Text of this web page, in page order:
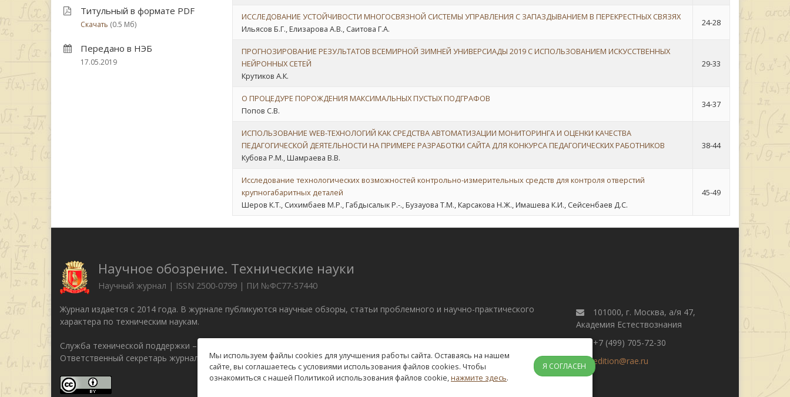
Титульный в формате PDF
Скачать (0.5 Мб)
Передано в НЭБ
17.05.2019
ИССЛЕДОВАНИЕ УСТОЙЧИВОСТИ МНОГОСВЯЗНОЙ СИСТЕМЫ УПРАВЛЕНИЯ С ЗАПАЗДЫВАНИЕМ В ПЕРЕКРЕСТНЫХ СВЯЗЯХ
Ильясов Б.Г., Елизарова А.В., Саитова Г.А.
24-28
ПРОГНОЗИРОВАНИЕ РЕЗУЛЬТАТОВ ВСЕМИРНОЙ ЗИМНЕЙ УНИВЕРСИАДЫ 2019 С ИСПОЛЬЗОВАНИЕМ ИСКУССТВЕННЫХ
НЕЙРОННЫХ СЕТЕЙ
Крутиков А.К.
29-33
О ПРОЦЕДУРЕ ПОРОЖДЕНИЯ МАКСИМАЛЬНЫХ ПУСТЫХ ПОДГРАФОВ
Попов С.В.
34-37
ИСПОЛЬЗОВАНИЕ WEB-ТЕХНОЛОГИЙ КАК СРЕДСТВА АВТОМАТИЗАЦИИ МОНИТОРИНГА И ОЦЕНКИ КАЧЕСТВА
ПЕДАГОГИЧЕСКОЙ ДЕЯТЕЛЬНОСТИ НА ПРИМЕРЕ РАЗРАБОТКИ САЙТА ДЛЯ КОНКУРСА ПЕДАГОГИЧЕСКИХ РАБОТНИКОВ
Кубова Р.М., Шамраева В.В.
38-44
Исследование технологических возможностей контрольно-измерительных средств для контроля отверстий
крупногабаритных деталей
Шеров К.Т., Сихимбаев М.Р., Габдысалык Р.-., Бузауова Т.М., Карсакова Н.Ж., Имашева К.И., Сейсенбаев Д.С.
45-49
Научное обозрение. Технические науки
Научный журнал | ISSN 2500-0799 | ПИ №ФС77-57440
Журнал издается с 2014 года. В журнале публикуются научные обзоры, статьи проблемного и научно-практического
характера по техническим наукам.
Служба технической поддержки –
Ответственный секретарь журнала Бизенкова М.Н. –edition@rae.ru
101000, г. Москва, а/я 47,
Академия Естествознания
+7 (499) 705-72-30
edition@rae.ru
Мы используем файлы cookies для улучшения работы сайта. Оставаясь на нашем
сайте, вы соглашаетесь с условиями использования файлов cookies. Чтобы
ознакомиться с нашей Политикой использования файлов cookie,нажмите здесь.
Я СОГЛАСЕН